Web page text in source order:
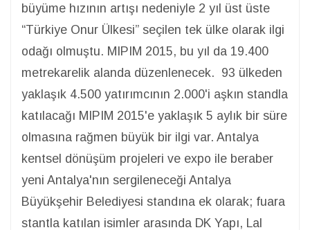
büyüme hızının artışı nedeniyle 2 yıl üst üste
“Türkiye Onur Ülkesi” seçilen tek ülke olarak ilgi
odağı olmuştu. MIPIM 2015, bu yıl da 19.400
metrekarelik alanda düzenlenecek. 93 ülkeden
yaklaşık 4.500 yatırımcının 2.000'i aşkın standla
katılacağı MIPIM 2015'e yaklaşık 5 aylık bir süre
olmasına rağmen büyük bir ilgi var. Antalya
kentsel dönüşüm projeleri ve expo ile beraber
yeni Antalya'nın sergileneceği Antalya
Büyükşehir Belediyesi standına ek olarak; fuara
stantla katılan isimler arasında DK Yapı, Lal